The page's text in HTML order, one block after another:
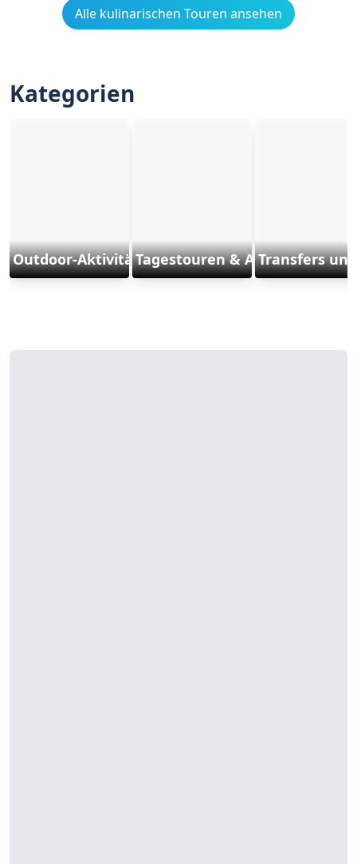
Alle kulinarischen Touren ansehen
Kategorien
Outdoor-Aktivitäten und Sports
Tagestouren & Ausflüge
Transfers